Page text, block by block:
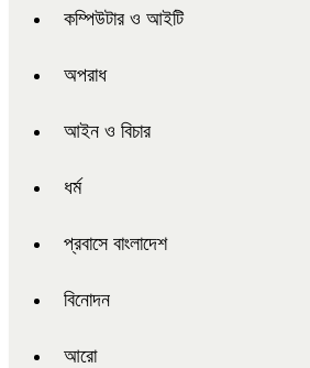
কম্পিউটার ও আইটি
অপরাধ
আইন ও বিচার
ধর্ম
প্রবাসে বাংলাদেশ
বিনোদন
আরো